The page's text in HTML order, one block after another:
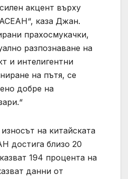
акцент върху
каза Джан.
прахосмукачки,
разпознаване на
и интелигентни
на пътя, се
добре на
на китайската
достига близо 20
194 процента на
данни от